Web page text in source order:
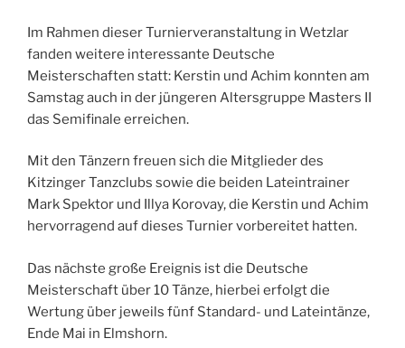
Im Rahmen dieser Turnierveranstaltung in Wetzlar
fanden weitere interessante Deutsche
Meisterschaften statt: Kerstin und Achim konnten am
Samstag auch in der jüngeren Altersgruppe Masters II
das Semifinale erreichen.
Mit den Tänzern freuen sich die Mitglieder des
Kitzinger Tanzclubs sowie die beiden Lateintrainer
Mark Spektor und Illya Korovay, die Kerstin und Achim
hervorragend auf dieses Turnier vorbereitet hatten.
Das nächste große Ereignis ist die Deutsche
Meisterschaft über 10 Tänze, hierbei erfolgt die
Wertung über jeweils fünf Standard- und Lateintänze,
Ende Mai in Elmshorn.